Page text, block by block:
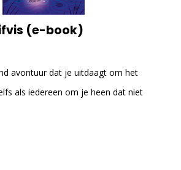
Expeditie Gifvis (e-book)
avontuur dat je uitdaagt om het
als iedereen om je heen dat niet